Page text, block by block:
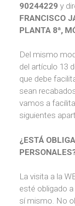
90244229 y
FRANCISCO
PLANTA 8ª,
Del mismo
del artículo 13
que debe
sean
vamos a
siguientes
¿ESTÁ
La visita a la
esté obligado
sí mismo. No